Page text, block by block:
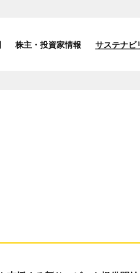
株主・投資家情報 サステナビ